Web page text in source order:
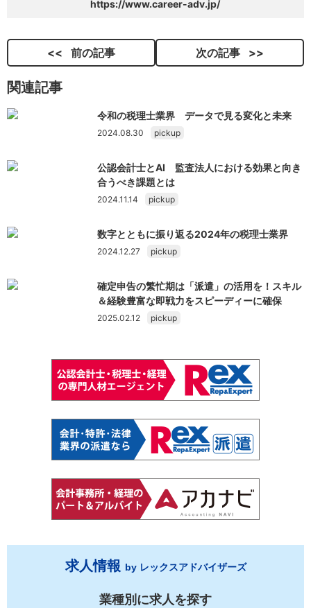
https://www.career-adv.jp/
前の記事 次の記事
関連記事
令和の税理士業界 データで見る変化と未来
2024.08.30 pickup
公認会計士とAI 監査法人における効果と向き
合うべき課題とは
2024.11.14 pickup
数字とともに振り返る2024年の税理士業界
2024.12.27 pickup
確定申告の繁忙期は「派遣」の活用を！スキル
＆経験豊富な即戦力をスピーディーに確保
2025.02.12 pickup
求人情報 by レックスアドバイザーズ
業種別に求人を探す